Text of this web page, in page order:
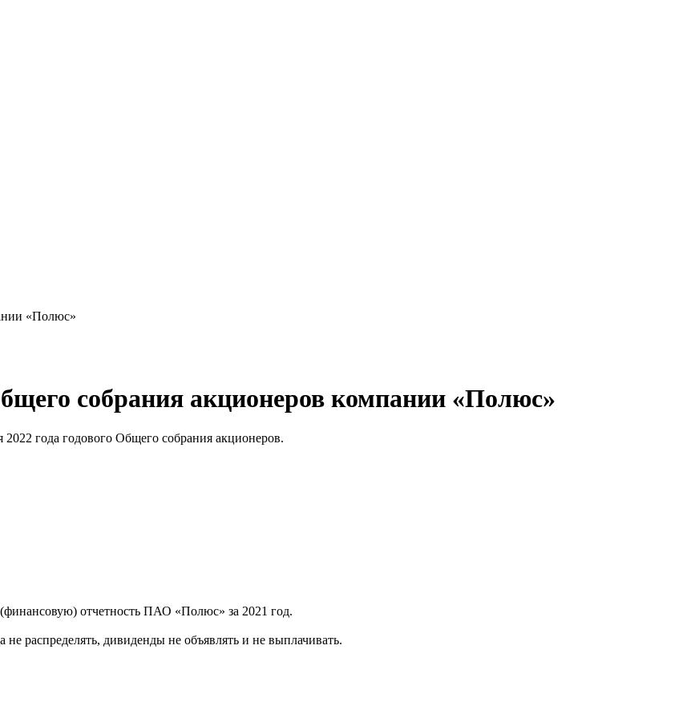
«Полюс»
собрания акционеров компании «Полюс»
года годового Общего собрания акционеров.
отчетность ПАО «Полюс» за 2021 год.
распределять, дивиденды не объявлять и не выплачивать.